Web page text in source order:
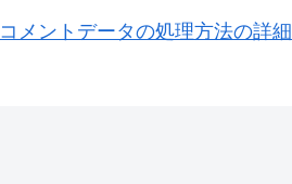
コメントデータの処理方法の詳細